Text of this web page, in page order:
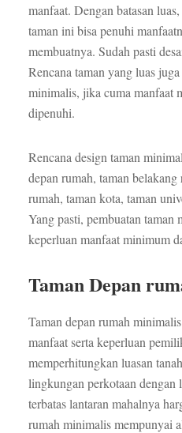
manfaat. Dengan batasan
taman ini bisa penuhi
membuatnya. Sudah pasti
Rencana taman yang luas
minimalis, jika cuma manfaat
dipenuhi.
Rencana design taman
depan rumah, taman
rumah, taman kota, taman
Yang pasti, pembuatan taman
keperluan manfaat minimum
Taman Depan
Taman depan rumah
manfaat serta keperluan
memperhitungkan luasan
lingkungan perkotaan dengan
terbatas lantaran mahalnya
rumah minimalis mempunyai